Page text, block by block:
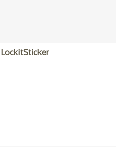
LockitSticker